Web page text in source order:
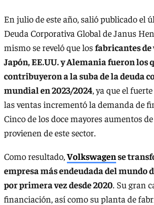
En julio de este año, salió publicado el
Deuda Corporativa Global de Janus
mismo se reveló que losfabricantes de
Japón, EE.UU. y Alemania fueron los
contribuyeron a la suba de la deuda
mundial en 2023/2024, ya que el
las ventas incrementó la demanda de
Cinco de los doce mayores aumentos
provienen de este sector.
Como resultado,Volkswagense
empresa más endeudada del mundo
por primera vez desde 2020. Su gran
financiación, así como su planta de